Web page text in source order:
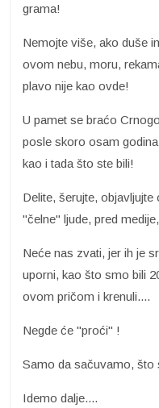
grama!
Nemojte više, ako duše
ovom nebu, moru,
plavo nije kao ovde!
U pamet se braćo
posle skoro osam
kao i tada što ste bili!
Delite, šerujte,
"čelne" ljude, pred
Neće nas zvati, jer ih je
uporni, kao što smo bili
ovom pričom i krenuli....
Negde će "proći" !
Samo da sačuvamo, što
Idemo dalje....